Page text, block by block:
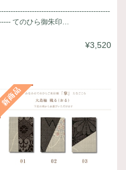
てのひら御朱印…
¥3,520